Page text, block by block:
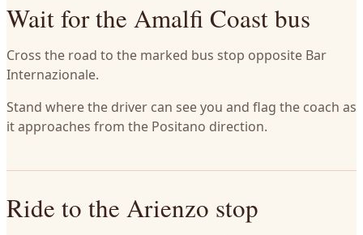
Wait for the Amalfi Coast bus
Cross the road to the marked bus stop opposite Bar
Internazionale.
Stand where the driver can see you and flag the coach as
it approaches from the Positano direction.
Ride to the Arienzo stop